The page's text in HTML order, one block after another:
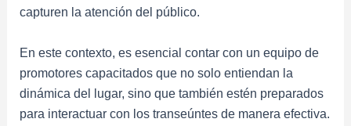
capturen la atención del público.
En este contexto, es esencial contar con un equipo de
promotores capacitados que no solo entiendan la
dinámica del lugar, sino que también estén preparados
para interactuar con los transeúntes de manera efectiva.